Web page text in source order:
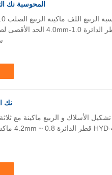
المحوسبة نك التواء الربيع
نك